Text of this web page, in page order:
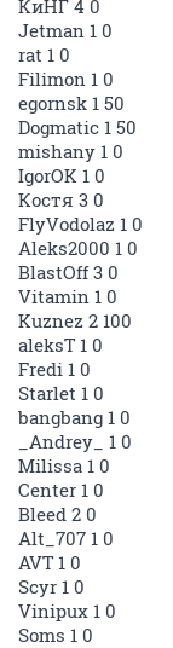
КиНГ 4 0
Jetman 1 0
rat 1 0
Filimon 1 0
egornsk 1 50
Dogmatic 1 50
mishany 1 0
IgorOK 1 0
Костя 3 0
FlyVodolaz 1 0
Aleks2000 1 0
BlastOff 3 0
Vitamin 1 0
Kuznez 2 100
aleksT 1 0
Fredi 1 0
Starlet 1 0
bangbang 1 0
_Andrey_ 1 0
Milissa 1 0
Center 1 0
Bleed 2 0
Alt_707 1 0
AVT 1 0
Scyr 1 0
Vinipux 1 0
Soms 1 0